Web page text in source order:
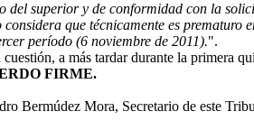
del superior y de conformidad con la
que técnicamente es
período (6 noviembre de 2011).".
a más tardar durante la primera
FIRME.
Bermúdez Mora, Secretario de este